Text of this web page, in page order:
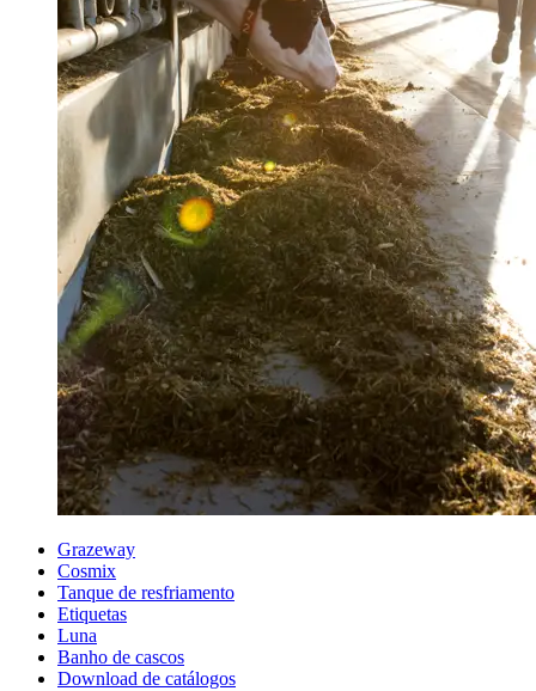
Grazeway
Cosmix
Tanque de resfriamento
Etiquetas
Luna
Banho de cascos
Download de catálogos